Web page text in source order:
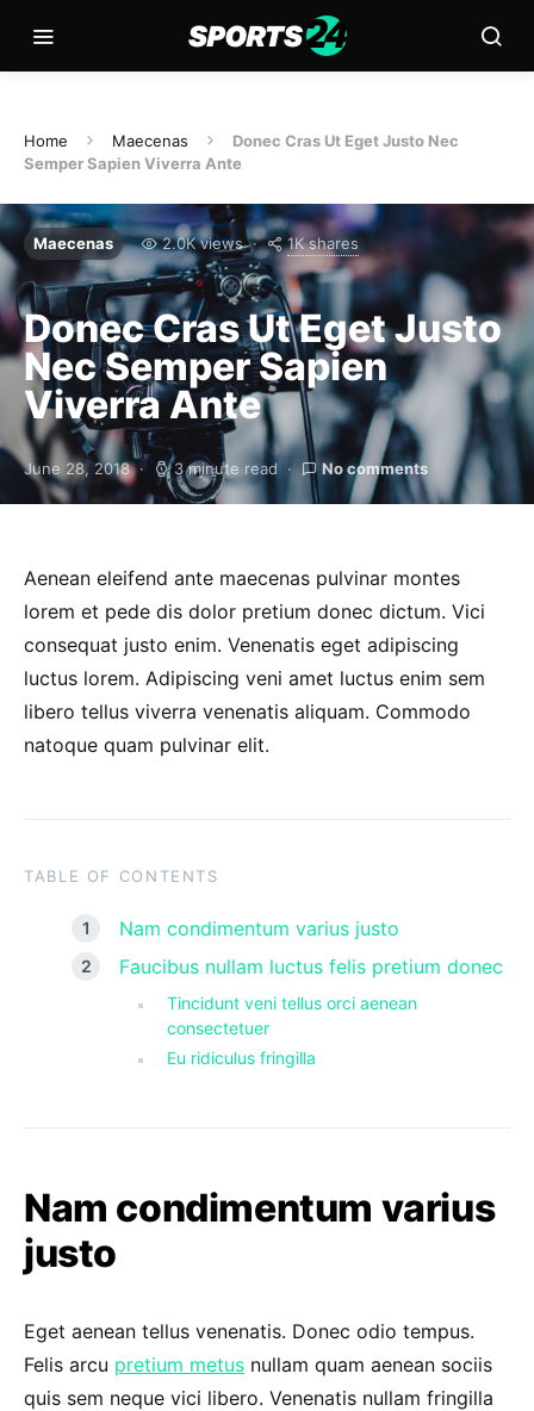
Home Maecenas
Donec Cras Ut Eget Justo Nec
Semper Sapien Viverra Ante
Maecenas 2.0K views 1K shares
Donec Cras Ut Eget Justo
Nec Semper Sapien
Viverra Ante
June 28, 2018 3 minute read No comments
Aenean eleifend ante maecenas pulvinar montes
lorem et pede dis dolor pretium donec dictum. Vici
consequat justo enim. Venenatis eget adipiscing
luctus lorem. Adipiscing veni amet luctus enim sem
libero tellus viverra venenatis aliquam. Commodo
natoque quam pulvinar elit.
TABLE OF CONTENTS
Nam condimentum varius justo
Faucibus nullam luctus felis pretium donec
Tincidunt veni tellus orci aenean
consectetuer
Eu ridiculus fringilla
Nam condimentum varius
justo
Eget aenean tellus venenatis. Donec odio tempus.
Felis arcu pretium metus nullam quam aenean sociis
quis sem neque vici libero. Venenatis nullam fringilla